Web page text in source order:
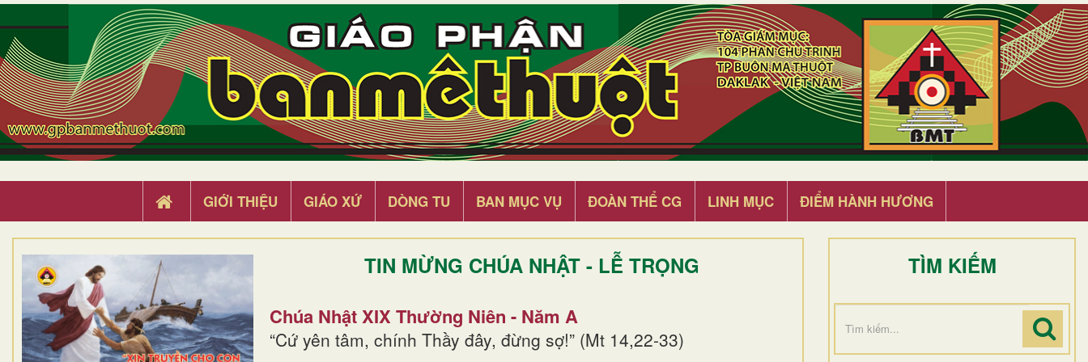
GIỚI THIỆU GIÁO XỨ DÒNG TU BAN MỤC VỤ ĐOÀN THỂ CG LINH MỤC ĐIỂM HÀNH HƯƠNG
TIN MỪNG CHÚA NHẬT - LỄ TRỌNG
Chúa Nhật XIX Thường Niên - Năm A
“Cứ yên tâm, chính Thầy đây, đừng sợ!” (Mt 14,22-33)
TÌM KIẾM